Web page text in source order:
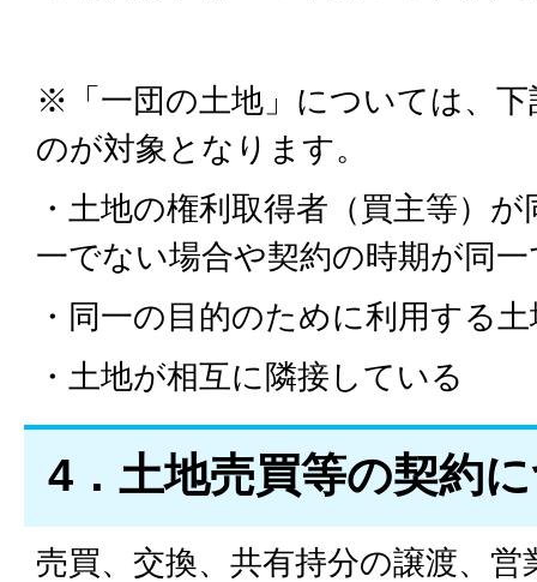
※「一団の土地」については、
のが対象となります。
・土地の権利取得者（買主等）
一でない場合や契約の時期が同
・同一の目的のために利用する
・土地が相互に隣接している
4．土地売買等の契約
売買、交換、共有持分の譲渡、営